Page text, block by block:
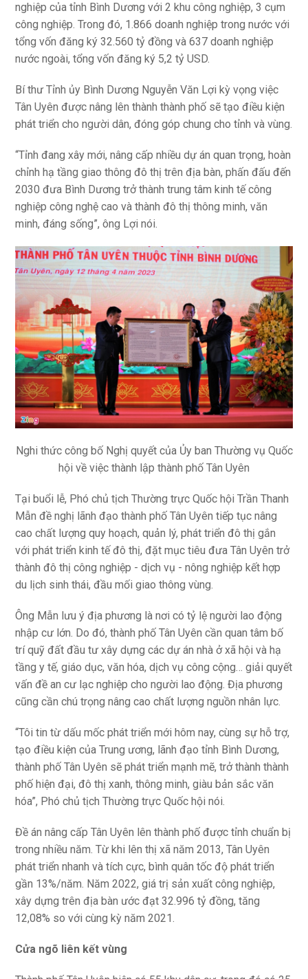
nghiệp của tỉnh Bình Dương với 2 khu công nghiệp, 3 cụm
công nghiệp. Trong đó, 1.866 doanh nghiệp trong nước với
tổng vốn đăng ký 32.560 tỷ đồng và 637 doanh nghiệp
nước ngoài, tổng vốn đăng ký 5,2 tỷ USD.
Bí thư Tỉnh ủy Bình Dương Nguyễn Văn Lợi kỳ vọng việc
Tân Uyên được nâng lên thành thành phố sẽ tạo điều kiện
phát triển cho người dân, đóng góp chung cho tỉnh và vùng.
“Tỉnh đang xây mới, nâng cấp nhiều dự án quan trọng, hoàn
chỉnh hạ tầng giao thông đô thị trên địa bàn, phấn đấu đến
2030 đưa Bình Dương trở thành trung tâm kinh tế công
nghiệp công nghệ cao và thành đô thị thông minh, văn
minh, đáng sống”, ông Lợi nói.
Nghi thức công bố Nghị quyết của Ủy ban Thường vụ Quốc
hội về việc thành lập thành phố Tân Uyên
Tại buổi lễ, Phó chủ tịch Thường trực Quốc hội Trần Thanh
Mẫn đề nghị lãnh đạo thành phố Tân Uyên tiếp tục nâng
cao chất lượng quy hoạch, quản lý, phát triển đô thị gắn
với phát triển kinh tế đô thị, đặt mục tiêu đưa Tân Uyên trở
thành đô thị công nghiệp - dịch vụ - nông nghiệp kết hợp
du lịch sinh thái, đầu mối giao thông vùng.
Ông Mẫn lưu ý địa phương là nơi có tỷ lệ người lao động
nhập cư lớn. Do đó, thành phố Tân Uyên cần quan tâm bố
trí quỹ đất đầu tư xây dựng các dự án nhà ở xã hội và hạ
tầng y tế, giáo dục, văn hóa, dịch vụ công cộng… giải quyết
vấn đề an cư lạc nghiệp cho người lao động. Địa phương
cũng cần chú trọng nâng cao chất lượng nguồn nhân lực.
“Tôi tin từ dấu mốc phát triển mới hôm nay, cùng sự hỗ trợ,
tạo điều kiện của Trung ương, lãnh đạo tỉnh Bình Dương,
thành phố Tân Uyên sẽ phát triển mạnh mẽ, trở thành thành
phố hiện đại, đô thị xanh, thông minh, giàu bản sắc văn
hóa”, Phó chủ tịch Thường trực Quốc hội nói.
Đề án nâng cấp Tân Uyên lên thành phố được tỉnh chuẩn bị
trong nhiều năm. Từ khi lên thị xã năm 2013, Tân Uyên
phát triển nhanh và tích cực, bình quân tốc độ phát triển
gần 13%/năm. Năm 2022, giá trị sản xuất công nghiệp,
xây dựng trên địa bàn ước đạt 32.996 tỷ đồng, tăng
12,08% so với cùng kỳ năm 2021.
Cửa ngõ liên kết vùng